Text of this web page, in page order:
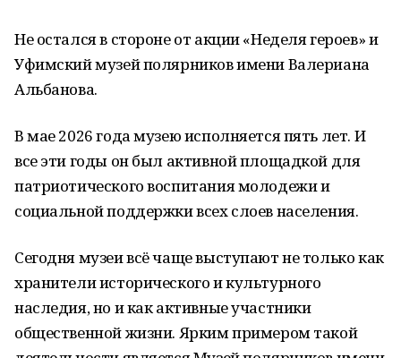
Не остался в стороне от акции «Неделя героев» и
Уфимский музей полярников имени Валериана
Альбанова.
В мае 2026 года музею исполняется пять лет. И
все эти годы он был активной площадкой для
патриотического воспитания молодежи и
социальной поддержки всех слоев населения.
Сегодня музеи всё чаще выступают не только как
хранители исторического и культурного
наследия, но и как активные участники
общественной жизни. Ярким примером такой